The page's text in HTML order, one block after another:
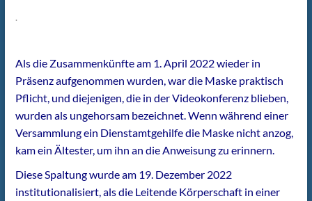
.
Als die Zusammenkünfte am 1. April 2022 wieder in
Präsenz aufgenommen wurden, war die Maske praktisch
Pflicht, und diejenigen, die in der Videokonferenz blieben,
wurden als ungehorsam bezeichnet. Wenn während einer
Versammlung ein Dienstamtgehilfe die Maske nicht anzog,
kam ein Ältester, um ihn an die Anweisung zu erinnern.
Diese Spaltung wurde am 19. Dezember 2022
institutionalisiert, als die Leitende Körperschaft in einer